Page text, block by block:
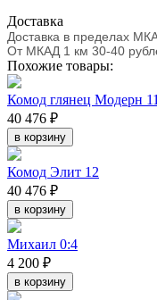
Доставка
Доставка в пределах
От МКАД 1 км 30-40
Похожие товары:
Комод глянец Модерн
40 476 ₽
в корзину
Комод Элит 12
40 476 ₽
в корзину
Михаил 0:4
4 200 ₽
в корзину